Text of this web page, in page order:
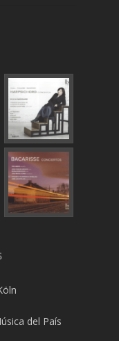
del País